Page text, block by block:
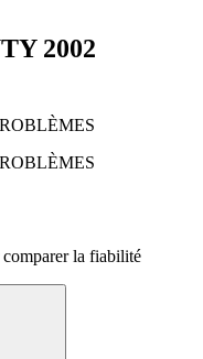
2002
la fiabilité